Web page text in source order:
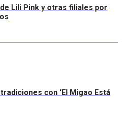
Lili Pink y otras filiales por
con ‘El Migao Está